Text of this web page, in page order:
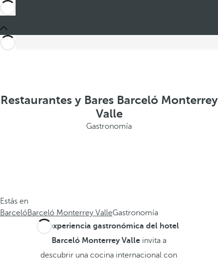
Restaurantes y Bares Barceló Monterrey
Valle
Gastronomía
Estás en
BarcelóBarceló Monterrey ValleGastronomía
experiencia gastronómica del hotel
Barceló Monterrey Valle invita a
descubrir una cocina internacional con